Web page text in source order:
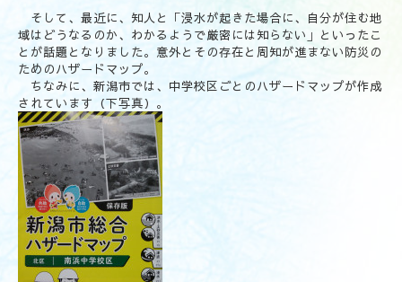
そして、最近に、知人と「浸水が起きた場合に、自分が住む地
域はどうなるのか、わかるようで厳密には知らない」といったこ
とが話題となりました。意外とその存在と周知が進まない防災の
ためのハザードマップ。
ちなみに、新潟市では、中学校区ごとのハザードマップが作成
されています（下写真）。